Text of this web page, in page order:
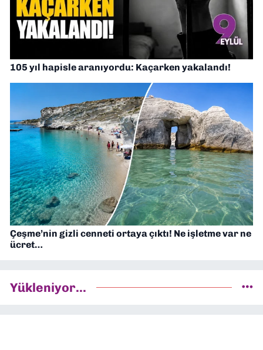
105 yıl hapisle aranıyordu: Kaçarken yakalandı!
Çeşme’nin gizli cenneti ortaya çıktı! Ne işletme var ne
ücret…
Yükleniyor...